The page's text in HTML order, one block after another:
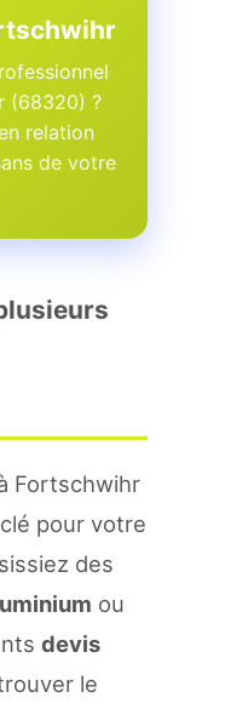
(68320) ?
relation
de votre
Fortschwihr
pour votre
des
ou
devis
le